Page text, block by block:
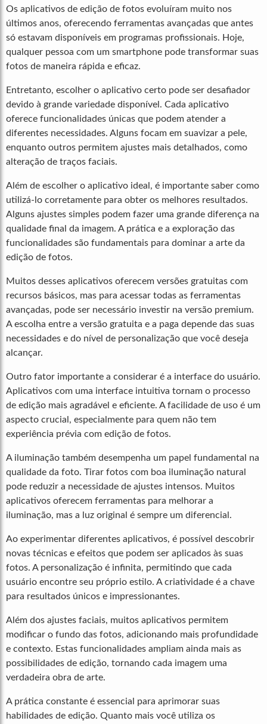
Os aplicativos de edição de fotos evoluíram muito nos
últimos anos, oferecendo ferramentas avançadas que antes
só estavam disponíveis em programas profissionais. Hoje,
qualquer pessoa com um smartphone pode transformar suas
fotos de maneira rápida e eficaz.
Entretanto, escolher o aplicativo certo pode ser desafiador
devido à grande variedade disponível. Cada aplicativo
oferece funcionalidades únicas que podem atender a
diferentes necessidades. Alguns focam em suavizar a pele,
enquanto outros permitem ajustes mais detalhados, como
alteração de traços faciais.
Além de escolher o aplicativo ideal, é importante saber como
utilizá-lo corretamente para obter os melhores resultados.
Alguns ajustes simples podem fazer uma grande diferença na
qualidade final da imagem. A prática e a exploração das
funcionalidades são fundamentais para dominar a arte da
edição de fotos.
Muitos desses aplicativos oferecem versões gratuitas com
recursos básicos, mas para acessar todas as ferramentas
avançadas, pode ser necessário investir na versão premium.
A escolha entre a versão gratuita e a paga depende das suas
necessidades e do nível de personalização que você deseja
alcançar.
Outro fator importante a considerar é a interface do usuário.
Aplicativos com uma interface intuitiva tornam o processo
de edição mais agradável e eficiente. A facilidade de uso é um
aspecto crucial, especialmente para quem não tem
experiência prévia com edição de fotos.
A iluminação também desempenha um papel fundamental na
qualidade da foto. Tirar fotos com boa iluminação natural
pode reduzir a necessidade de ajustes intensos. Muitos
aplicativos oferecem ferramentas para melhorar a
iluminação, mas a luz original é sempre um diferencial.
Ao experimentar diferentes aplicativos, é possível descobrir
novas técnicas e efeitos que podem ser aplicados às suas
fotos. A personalização é infinita, permitindo que cada
usuário encontre seu próprio estilo. A criatividade é a chave
para resultados únicos e impressionantes.
Além dos ajustes faciais, muitos aplicativos permitem
modificar o fundo das fotos, adicionando mais profundidade
e contexto. Estas funcionalidades ampliam ainda mais as
possibilidades de edição, tornando cada imagem uma
verdadeira obra de arte.
A prática constante é essencial para aprimorar suas
habilidades de edição. Quanto mais você utiliza os